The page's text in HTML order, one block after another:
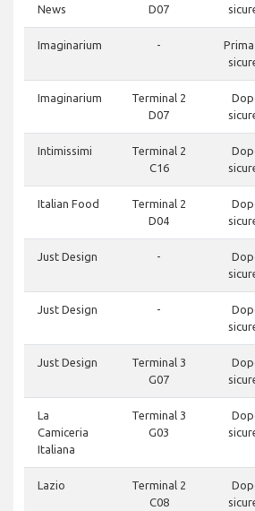
News
D07
Imaginarium -
Imaginarium
Terminal 2
D07
Intimissimi
Terminal 2
C16
Italian Food
Terminal 2
D04
Just Design -
Just Design -
Just Design
Terminal 3
G07
La
Camiceria
Italiana
Terminal 3
G03
Lazio
Terminal 2
C08